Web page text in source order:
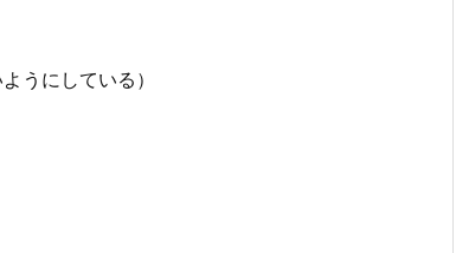
うにしている）